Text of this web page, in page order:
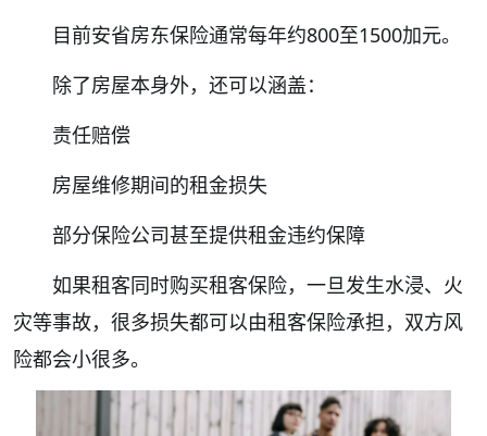
目前安省房东保险通常每年约800至1500加元。
除了房屋本身外，还可以涵盖：
责任赔偿
房屋维修期间的租金损失
部分保险公司甚至提供租金违约保障
如果租客同时购买租客保险，一旦发生水浸、火
灾等事故，很多损失都可以由租客保险承担，双方风
险都会小很多。